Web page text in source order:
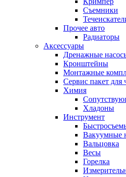
Съемники
Прочее авто
Радиаторы
Аксессуары
Дренажные
Кронштейны
Монтажные
Сервис пакет для
Химия
Хладоны
Инструмент
Вакуумные
Вальцовка
Весы
Горелка